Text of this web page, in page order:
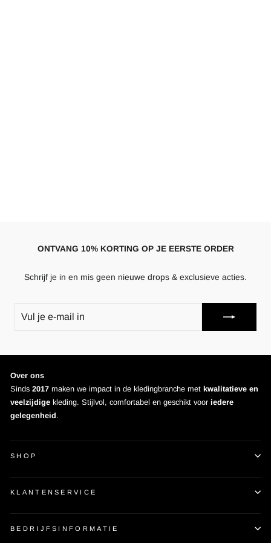
ONTVANG 10% KORTING OP JE EERSTE ORDER
Schrijf je in en mis geen nieuwe drops & exclusieve acties.
IN
Over ons
Sinds 2017 maken we impact in de kledingbranche met kwalitatieve en
veelzijdige kleding. Stijlvol, comfortabel en geschikt voor iedere
gelegenheid.
SHOP
KLANTENSERVICE
BEDRIJFSINFORMATIE